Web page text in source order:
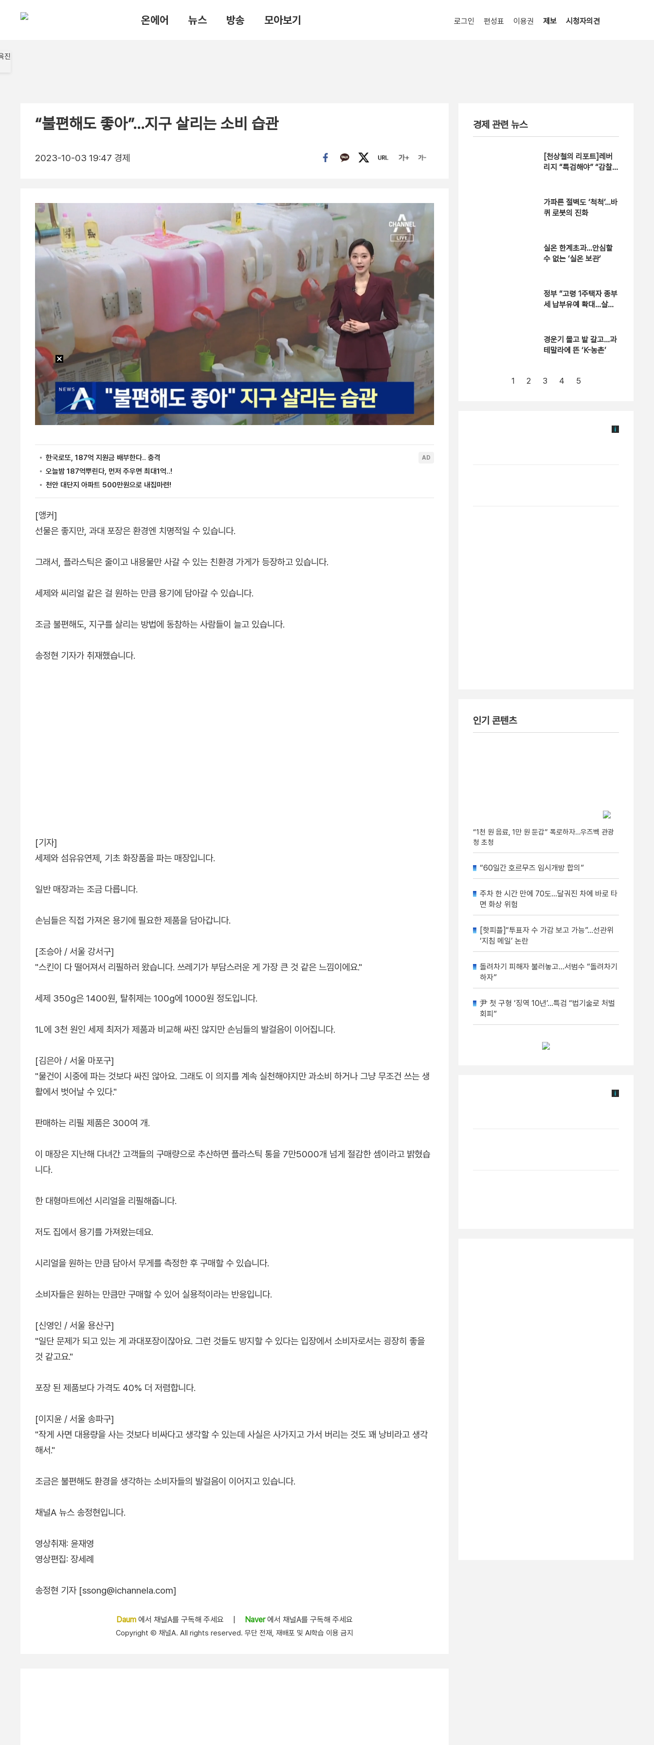
온에어 뉴스 방송 모아보기 로그인 편성표 이용권 제보 시청자의견
“불편해도 좋아”…지구 살리는 소비 습관
2023-10-03 19:47 경제
[앵커]
선물은 좋지만, 과대 포장은 환경엔 치명적일 수 있습니다.
그래서, 플라스틱은 줄이고 내용물만 사갈 수 있는 친환경 가게가 등장하고 있습니다.
세제와 씨리얼 같은 걸 원하는 만큼 용기에 담아갈 수 있습니다.
조금 불편해도, 지구를 살리는 방법에 동참하는 사람들이 늘고 있습니다.
송정현 기자가 취재했습니다.
[기자]
세제와 섬유유연제, 기초 화장품을 파는 매장입니다.
일반 매장과는 조금 다릅니다.
손님들은 직접 가져온 용기에 필요한 제품을 담아갑니다.
[조승아 / 서울 강서구]
"스킨이 다 떨어져서 리필하러 왔습니다. 쓰레기가 부담스러운 게 가장 큰 것 같은 느낌이에요."
세제 350g은 1400원, 탈취제는 100g에 1000원 정도입니다.
1L에 3천 원인 세제 최저가 제품과 비교해 싸진 않지만 손님들의 발걸음이 이어집니다.
[김은아 / 서울 마포구]
"물건이 시중에 파는 것보다 싸진 않아요. 그래도 이 의지를 계속 실천해야지만 과소비 하거나 그냥 무조건 쓰는 생
활에서 벗어날 수 있다."
판매하는 리필 제품은 300여 개.
이 매장은 지난해 다녀간 고객들의 구매량으로 추산하면 플라스틱 통을 7만5000개 넘게 절감한 셈이라고 밝혔습
니다.
한 대형마트에선 시리얼을 리필해줍니다.
저도 집에서 용기를 가져왔는데요.
시리얼을 원하는 만큼 담아서 무게를 측정한 후 구매할 수 있습니다.
소비자들은 원하는 만큼만 구매할 수 있어 실용적이라는 반응입니다.
[신영인 / 서울 용산구]
"일단 문제가 되고 있는 게 과대포장이잖아요. 그런 것들도 방지할 수 있다는 입장에서 소비자로서는 굉장히 좋을
것 같고요."
포장 된 제품보다 가격도 40% 더 저렴합니다.
[이지윤 / 서울 송파구]
"작게 사면 대용량을 사는 것보다 비싸다고 생각할 수 있는데 사실은 사가지고 가서 버리는 것도 꽤 낭비라고 생각
해서."
조금은 불편해도 환경을 생각하는 소비자들의 발걸음이 이어지고 있습니다.
채널A 뉴스 송정현입니다.
영상취재: 윤재영
영상편집: 장세례
송정현 기자 [ssong@ichannela.com]
Daum 에서 채널A를 구독해 주세요 Naver에서 채널A를 구독해 주세요
Copyright Ⓒ 채널A. All rights reserved. 무단 전재, 재배포 및 AI학습 이용 금지
경제 관련 뉴스
[천상철의 리포트]레버
리지 “특검해야” “감찰해
가파른 절벽도 ‘척척’…바
퀴 로봇의 진화
실온 한계초과…안심할
수 없는 ‘실온 보관’
정부 “고령 1주택자 종부
세 납부유예 확대…살던
경운기 몰고 밭 갈고…과
테말라에 뜬 ‘K-농촌’
1 2 3 4 5
인기 콘텐츠
“1천 원 음료, 1만 원 둔갑” 폭로하자…우즈벡 관광
청 초청
“60일간 호르무즈 임시개방 합의”
주차 한 시간 만에 70도…달궈진 차에 바로 타
면 화상 위험
[핫피플]“투표자 수 가감 보고 가능”…선관위
‘지침 메일’ 논란
돌려차기 피해자 불러놓고…서범수 “돌려차기
하자”
尹 첫 구형 ‘징역 10년’…특검 “법기술로 처벌
회피”